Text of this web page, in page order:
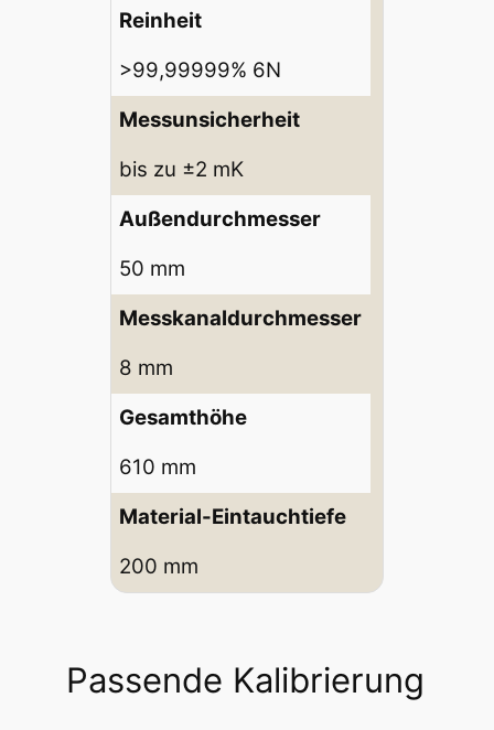
Reinheit
>99,99999% 6N
Messunsicherheit
bis zu ±2 mK
Außendurchmesser
50 mm
Messkanaldurchmesser
8 mm
Gesamthöhe
610 mm
Material-Eintauchtiefe
200 mm
Passende Kalibrierung